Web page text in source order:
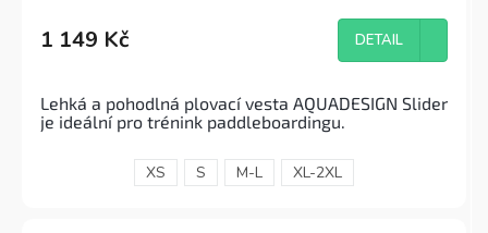
1 149 Kč DETAIL
Lehká a pohodlná plovací vesta AQUADESIGN Slider
je ideální pro trénink paddleboardingu.
XS S M-L XL-2XL